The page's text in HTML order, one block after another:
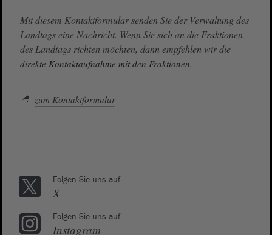
Mit diesem Kontaktformular senden Sie der Verwaltung des
Landtags eine Nachricht. Wenn Sie sich an die Fraktionen
des Landtags richten möchten, dann empfehlen wir die
direkte Kontaktaufnahme mit den Fraktionen.
zum Kontaktformular
Folgen Sie uns auf
X
Folgen Sie uns auf
Instagram